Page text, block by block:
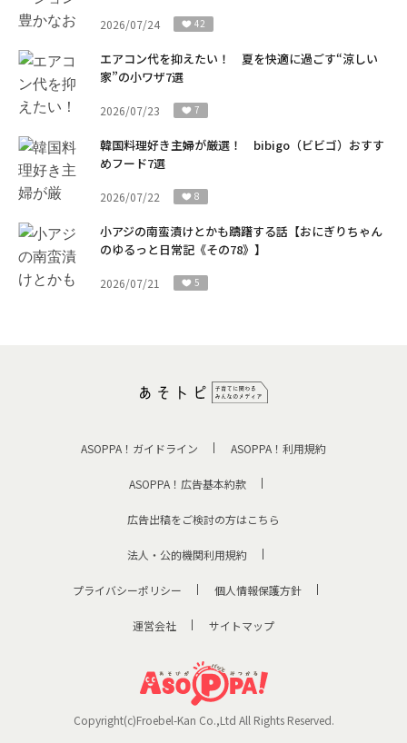
2026/07/24 42
エアコン代を抑えたい！ 夏を快適に過ごす“涼しい
家”の小ワザ7選
2026/07/23 7
韓国料理好き主婦が厳選！ bibigo（ビビゴ）おすす
めフード7選
2026/07/22 8
小アジの南蛮漬けとかも躊躇する話【おにぎりちゃん
のゆるっと日常記《その78》】
2026/07/21 5
ASOPPA！ガイドライン ASOPPA！利用規約
ASOPPA！広告基本約款
広告出稿をご検討の方はこちら
法人・公的機関利用規約
プライバシーポリシー 個人情報保護方針
運営会社 サイトマップ
Copyright(c)Froebel-Kan Co.,Ltd All Rights Reserved.